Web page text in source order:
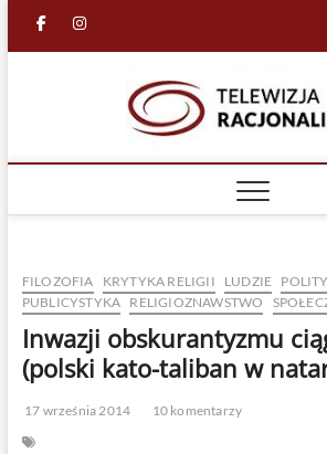
facebook
in
FILOZOFIA KRYTYKA RELIGII LUDZIE
PUBLICYSTYKA RELIGIOZNAWSTWO
Inwazji obskurantyzmu
(polski kato-taliban w
17 września 2014 10 komentarzy